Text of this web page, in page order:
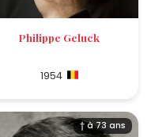
Philippe Geluck
1954
† à 73 ans